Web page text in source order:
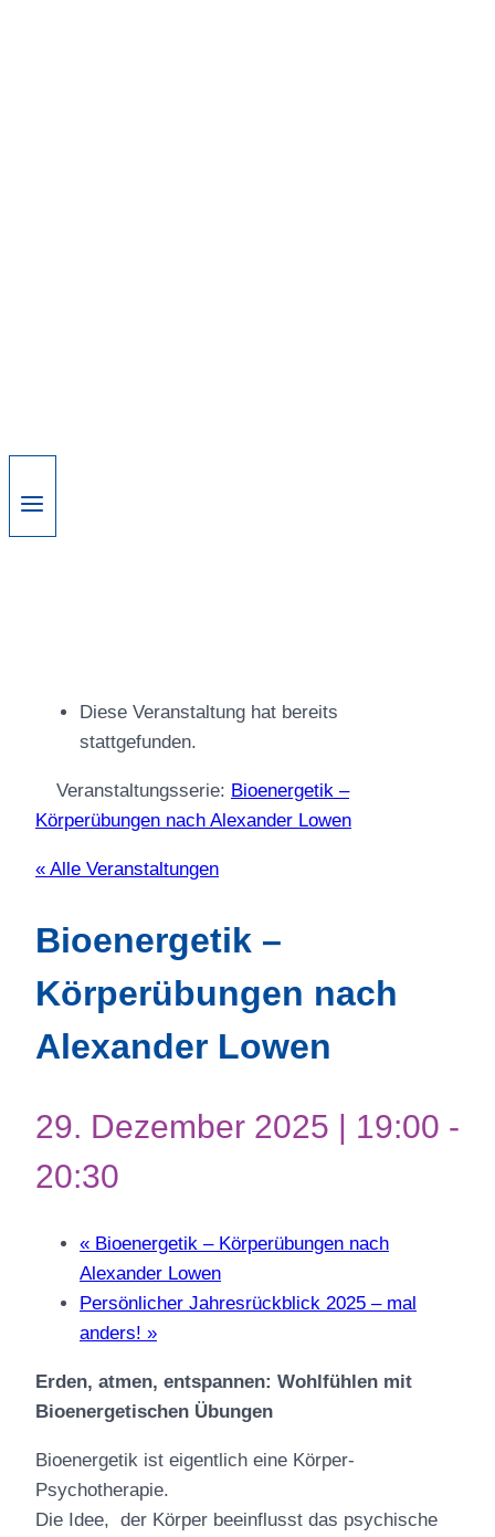
Diese Veranstaltung hat bereits
stattgefunden.
Veranstaltungsserie: Bioenergetik –
Körperübungen nach Alexander Lowen
« Alle Veranstaltungen
Bioenergetik –
Körperübungen nach
Alexander Lowen
29. Dezember 2025 | 19:00 -
20:30
« Bioenergetik – Körperübungen nach
Alexander Lowen
Persönlicher Jahresrückblick 2025 – mal
anders! »
Erden, atmen, entspannen: Wohlfühlen mit
Bioenergetischen Übungen
Bioenergetik ist eigentlich eine Körper-
Psychotherapie.
Die Idee, der Körper beeinflusst das psychische